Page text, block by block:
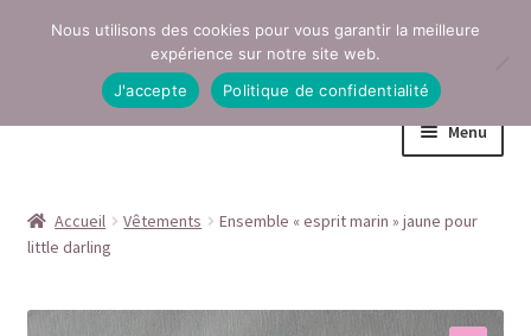
Aller
navigation
Aller
Menu
Conditions générales de vente
Contact
Accueil Vêtements
Ensemble « esprit marin » jaune pour
little darling
Nous utilisons des cookies pour vous garantir la meilleure
expérience sur notre site web.
J'accepte
Politique de confidentialité